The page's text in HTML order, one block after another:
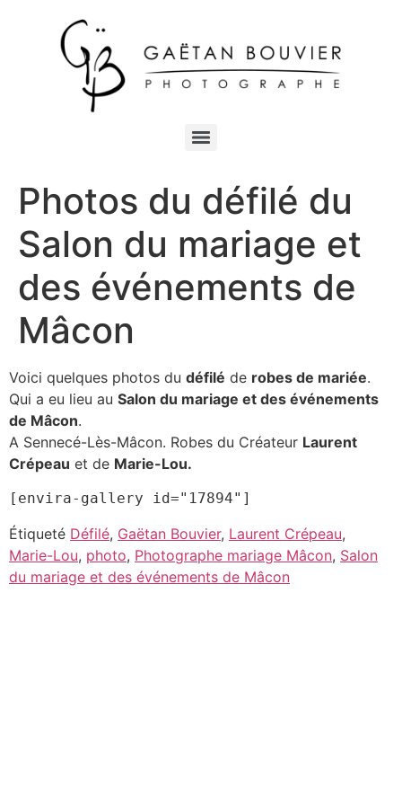
Photos du défilé du
Salon du mariage et
des événements de
Mâcon
Voici quelques photos du défilé de robes de mariée.
Qui a eu lieu au Salon du mariage et des événements
de Mâcon.
A Sennecé-Lès-Mâcon. Robes du Créateur Laurent
Crépeau et de Marie-Lou.
[envira-gallery id="17894"]
Étiqueté Défilé, Gaëtan Bouvier, Laurent Crépeau,
Marie-Lou, photo, Photographe mariage Mâcon, Salon
du mariage et des événements de Mâcon